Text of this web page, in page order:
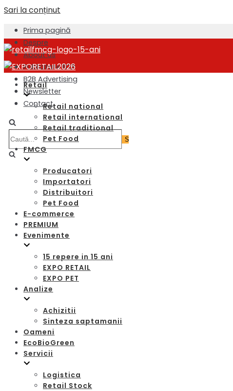
Sari la conținut
Prima pagină
Despre
About us
Publicitate B2B
B2B Advertising
Newsletter
Contact
Retail
Retail national
Retail international
Retail traditional
Pet Food
FMCG
Producatori
Importatori
Distribuitori
Pet Food
E-commerce
PREMIUM
Evenimente
15 repere in 15 ani
EXPO RETAIL
EXPO PET
Analize
Achizitii
Sinteza saptamanii
Oameni
EcoBioGreen
Servicii
Logistica
Retail Stock